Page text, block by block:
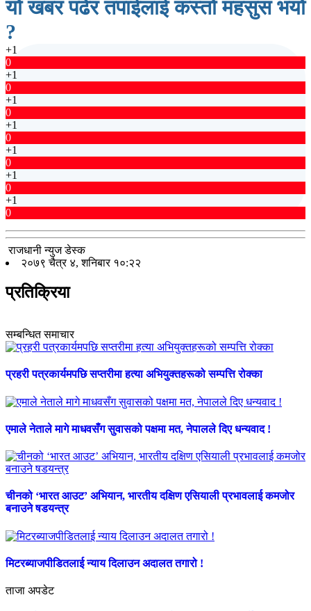
यो खबर पढेर तपाईलाई कस्तो महसुस भयो
?
+1
0
+1
0
+1
0
+1
0
+1
0
+1
0
+1
0
राजधानी न्युज डेस्क
२०७९ चैत्र ४, शनिबार १०:२२
प्रतिक्रिया
सम्बन्धित समाचार
प्रहरी पत्रकार्यमपछि सप्तरीमा हत्या अभियुक्तहरूको सम्पत्ति रोक्का
एमाले नेताले मागे माधवसँग सुवासको पक्षमा मत, नेपालले दिए धन्यवाद !
चीनको ‘भारत आउट’ अभियान, भारतीय दक्षिण एसियाली प्रभावलाई कमजोर
बनाउने षडयन्त्र
मिटरब्याजपीडितलाई न्याय दिलाउन अदालत तगारो !
ताजा अपडेट